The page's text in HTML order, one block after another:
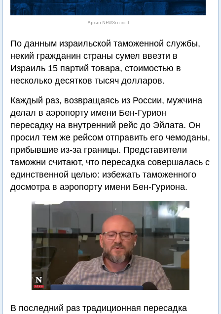
Архив NEWSru.co.il
По данным израильской таможенной службы,
некий гражданин страны сумел ввезти в
Израиль 15 партий товара, стоимостью в
несколько десятков тысяч долларов.
Каждый раз, возвращаясь из России, мужчина
делал в аэропорту имени Бен-Гурион
пересадку на внутренний рейс до Эйлата. Он
просил тем же рейсом отправить его чемоданы,
прибывшие из-за границы. Представители
таможни считают, что пересадка совершалась с
единственной целью: избежать таможенного
досмотра в аэропорту имени Бен-Гуриона.
В последний раз традиционная пересадка